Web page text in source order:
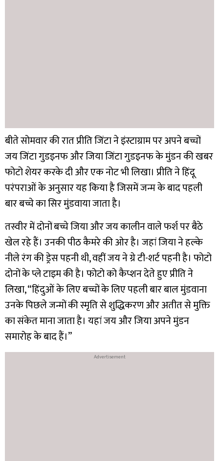
बीते सोमवार की रात प्रीति जिंटा ने इंस्टाग्राम पर अपने बच्चों
जय जिंटा गुडइनफ और जिया जिंटा गुडइनफ के मुंडन की खबर
फोटो शेयर करके दी और एक नोट भी लिखा। प्रीति ने हिंदू
परंपराओं के अनुसार यह किया है जिसमें जन्म के बाद पहली
बार बच्चे का सिर मुंडवाया जाता है।
तस्वीर में दोनों बच्चे जिया और जय कालीन वाले फर्श पर बैठे
खेल रहे हैं। उनकी पीठ कैमरे की ओर है। जहां जिया ने हल्के
नीले रंग की ड्रेस पहनी थी, वहीं जय ने ग्रे टी-शर्ट पहनी है। फोटो
दोनों के प्ले टाइम की है। फोटो को कैप्शन देते हुए प्रीति ने
लिखा, “हिंदुओं के लिए बच्चों के लिए पहली बार बाल मुंडवाना
उनके पिछले जन्मों की स्मृति से शुद्धिकरण और अतीत से मुक्ति
का संकेत माना जाता है। यहां जय और जिया अपने मुंडन
समारोह के बाद हैं।”